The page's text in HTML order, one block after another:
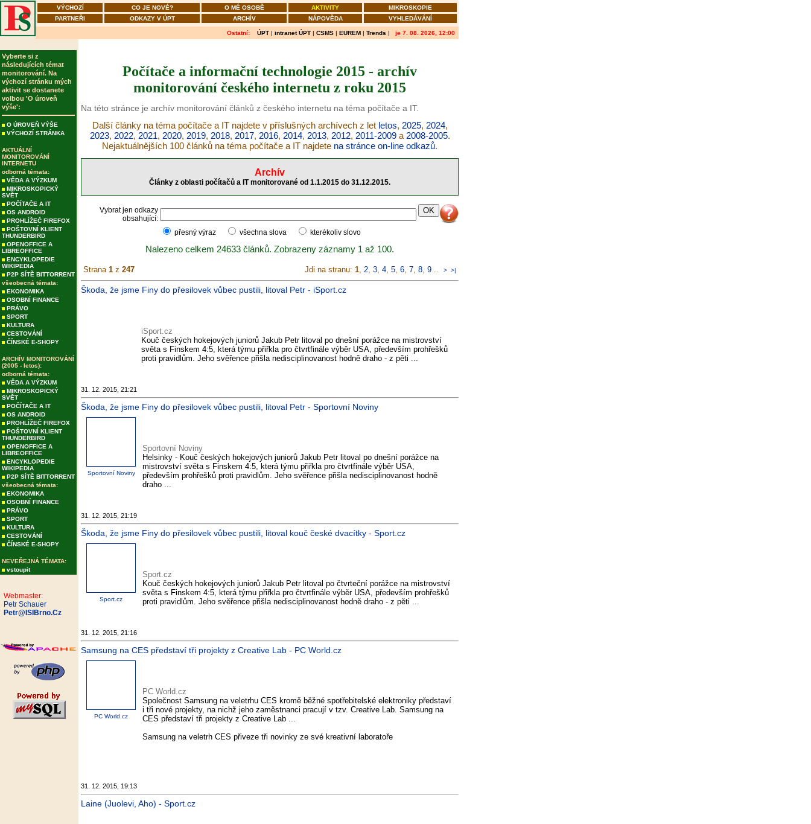
VÝCHOZÍ CO JE NOVÉ? O MÉ OSOBĚ AKTIVITY
MIKROSKOPIE
PARTNEŘI
ODKAZY V ÚPT ARCHÍV NÁPOVĚDA VYHLEDÁVÁNÍ
Ostatní: ÚPT | intranet ÚPT | CSMS | EUREM | Trends | je 7. 08. 2026, 12:00
Vyberte si z
následujících témat
monitorování. Na
výchozí stránku mých
aktivit se dostanete
volbou 'O úroveň
výše':
O ÚROVEŇ VÝŠE
VÝCHOZÍ STRÁNKA
AKTUÁLNÍ
MONITOROVÁNÍ
INTERNETU
odborná témata:
VĚDA A VÝZKUM
MIKROSKOPICKÝ
SVĚT
POČÍTAČE A IT
OS ANDROID
PROHLÍŽEČ FIREFOX
POŠTOVNÍ KLIENT
THUNDERBIRD
OPENOFFICE A
LIBREOFFICE
ENCYKLOPEDIE
WIKIPEDIA
P2P SÍTĚ BITTORRENT
všeobecná témata:
EKONOMIKA
OSOBNÍ FINANCE
PRÁVO
SPORT
KULTURA
CESTOVÁNÍ
ČÍNSKÉ E-SHOPY
ARCHÍV MONITOROVÁNÍ
(2005 - letos):
odborná témata:
VĚDA A VÝZKUM
MIKROSKOPICKÝ
SVĚT
POČÍTAČE A IT
OS ANDROID
PROHLÍŽEČ FIREFOX
POŠTOVNÍ KLIENT
THUNDERBIRD
OPENOFFICE A
LIBREOFFICE
ENCYKLOPEDIE
WIKIPEDIA
P2P SÍTĚ BITTORRENT
všeobecná témata:
EKONOMIKA
OSOBNÍ FINANCE
PRÁVO
SPORT
KULTURA
CESTOVÁNÍ
ČÍNSKÉ E-SHOPY
NEVEŘEJNÁ TÉMATA:
vstoupit
Webmaster:
Petr Schauer
Petr@ISIBrno.Cz
Počítače a informační technologie 2015 - archív
monitorování českého internetu z roku 2015
Na této stránce je archív monitorování článků z českého internetu na téma počítače a IT.
Další články na téma počítače a IT najdete v příslušných archívech z let letos, 2025, 2024,
2023, 2022, 2021, 2020, 2019, 2018, 2017, 2016, 2014, 2013, 2012, 2011-2009a 2008-2005.
Nejaktuálnějších 100 článků na téma počítače a IT najdete na stránce on-line odkazů.
Archív
Články z oblasti počítačů a IT monitorované od 1.1.2015 do 31.12.2015.
Vybrat jen odkazy
obsahující:
přesný výraz
všechna slova kterékoliv slovo
Nalezeno celkem 24633 článků. Zobrazeny záznamy 1 až 100.
Strana 1 z 247 Jdi na stranu: 1, 2, 3, 4, 5, 6, 7, 8, 9 .. > >|
Škoda, že jsme Finy do přesilovek vůbec pustili, litoval Petr - iSport.cz
iSport.cz
Kouč českých hokejových juniorů Jakub Petr litoval po dnešní porážce na mistrovství
světa s Finskem 4:5, která týmu přiřkla pro čtvrtfinále výběr USA, především prohřešků
proti pravidlům. Jeho svěřence přišla nedisciplinovanost hodně draho - z pěti ...
31. 12. 2015, 21:21
Škoda, že jsme Finy do přesilovek vůbec pustili, litoval Petr - Sportovní Noviny
Sportovní Noviny
Sportovní Noviny
Helsinky - Kouč českých hokejových juniorů Jakub Petr litoval po dnešní porážce na
mistrovství světa s Finskem 4:5, která týmu přiřkla pro čtvrtfinále výběr USA,
především prohřešků proti pravidlům. Jeho svěřence přišla nedisciplinovanost hodně
draho ...
31. 12. 2015, 21:19
Škoda, že jsme Finy do přesilovek vůbec pustili, litoval kouč české dvacítky - Sport.cz
Sport.cz
Sport.cz
Kouč českých hokejových juniorů Jakub Petr litoval po čtvrteční porážce na mistrovství
světa s Finskem 4:5, která týmu přiřkla pro čtvrtfinále výběr USA, především prohřešků
proti pravidlům. Jeho svěřence přišla nedisciplinovanost hodně draho - z pěti ...
31. 12. 2015, 21:16
Samsung na CES představí tři projekty z Creative Lab - PC World.cz
PC World.cz
PC World.cz
Společnost Samsung na veletrhu CES kromě běžné spotřebitelské elektroniky představí
i tři nové projekty, na nichž jeho zaměstnanci pracují v tzv. Creative Lab. Samsung na
CES představí tři projekty z Creative Lab ...
Samsung na veletrh CES přiveze tři novinky ze své kreativní laboratoře
31. 12. 2015, 19:13
Laine (Juolevi, Aho) - Sport.cz